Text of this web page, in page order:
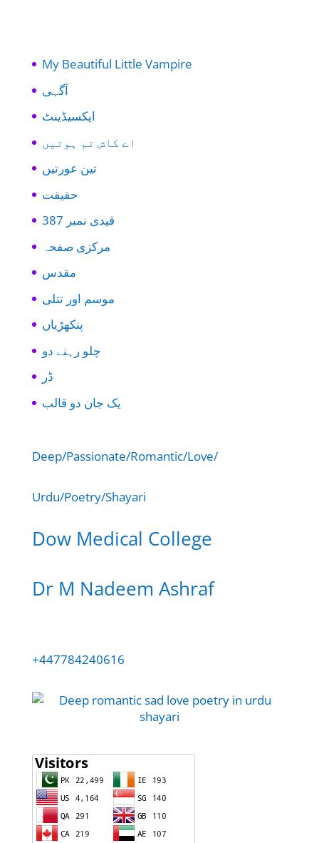
My Beautiful Little Vampire
آگہی
ایکسیڈینٹ
اے کاش تم ہوتیں
تین عورتیں
حقیقت
قیدی نمبر 387
مرکزی صفحہ
مقدس
موسم اور تتلی
پنکھڑیاں
چلو رہنے دو
ڈر
یک جان دو قالب
Deep/Passionate/Romantic/Love/
Urdu/Poetry/Shayari
Dow Medical College
Dr M Nadeem Ashraf
+447784240616